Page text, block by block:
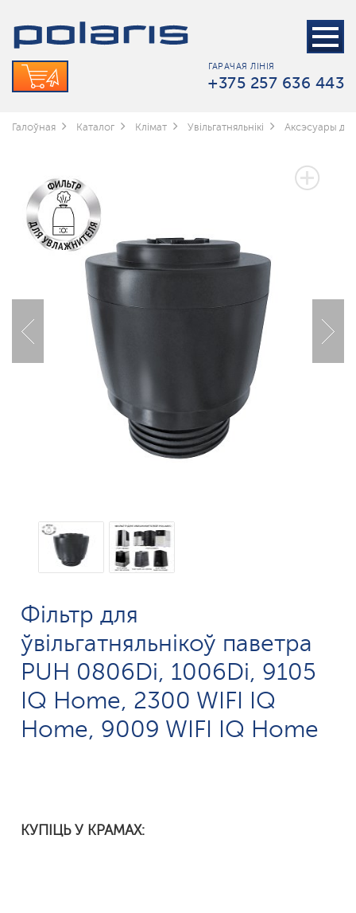
ГАРАЧАЯ ЛІНІЯ
+375 257 636 443
Галоўная Каталог Клімат Увільгатняльнікі Аксэсуары для
Фільтр для
ўвільгатняльнікоў паветра
PUH 0806Di, 1006Di, 9105
IQ Home, 2300 WIFI IQ
Home, 9009 WIFI IQ Home
КУПІЦЬ У КРАМАХ: